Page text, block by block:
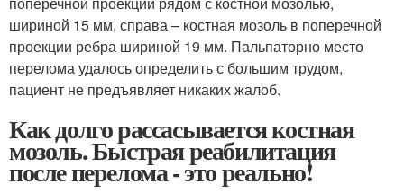
шириной 15 мм, справа – костная мозоль в поперечной
проекции ребра шириной 19 мм. Пальпаторно место
перелома удалось определить с большим трудом,
пациент не предъявляет никаких жалоб.
Как долго рассасывается костная
мозоль. Быстрая реабилитация
после перелома - это реально!